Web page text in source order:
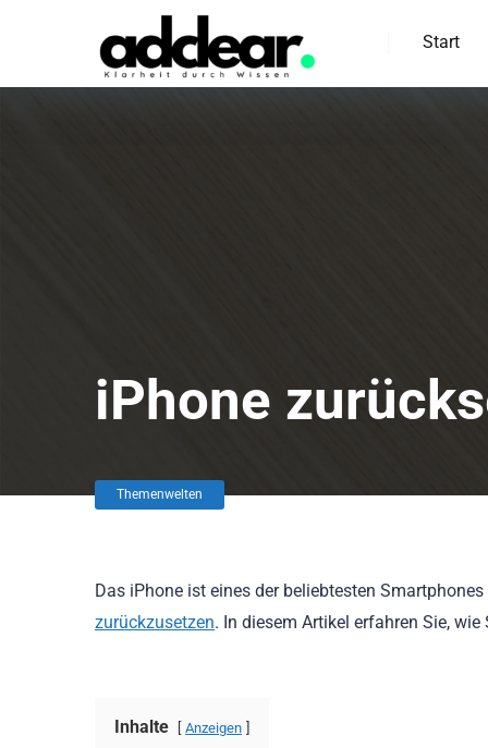
Start
iPhone
Themenwelten
Das iPhone ist eines der beliebtesten
zurückzusetzen. In diesem Artikel erfahren Sie,
Inhalte Anzeigen